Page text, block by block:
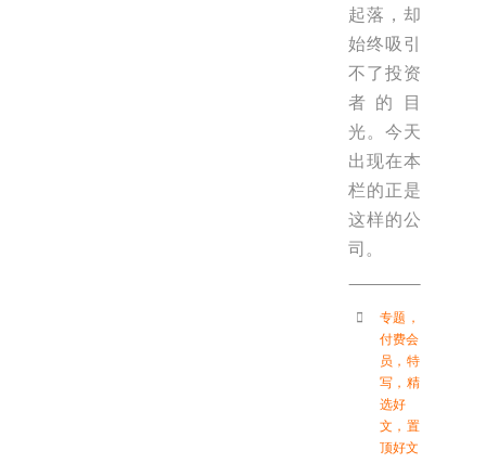
起落，却
始终吸引
不了投资
者的目
光。今天
出现在本
栏的正是
这样的公
司。
专题 ，
付费会
员 ， 特
写 ， 精
选好
文 ， 置
顶好文